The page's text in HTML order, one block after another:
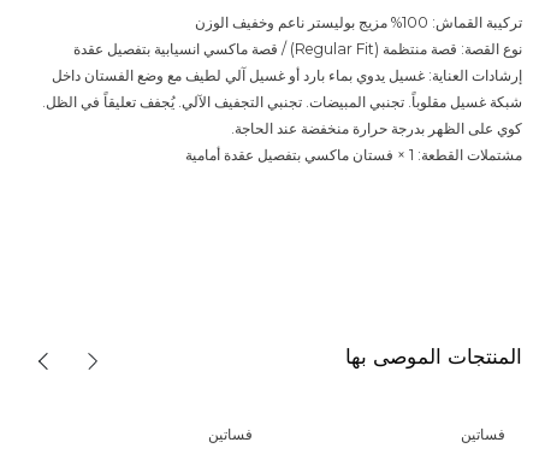
تركيبة القماش: 100% مزيج بوليستر ناعم وخفيف الوزن
نوع القصة: قصة منتظمة (Regular Fit) / قصة ماكسي انسيابية بتفصيل عقدة
إرشادات العناية: غسيل يدوي بماء بارد أو غسيل آلي لطيف مع وضع الفستان داخل
شبكة غسيل مقلوباً. تجنبي المبيضات. تجنبي التجفيف الآلي. يُجفف تعليقاً في الظل.
كوي على الظهر بدرجة حرارة منخفضة عند الحاجة.
مشتملات القطعة: 1 × فستان ماكسي بتفصيل عقدة أمامية
المنتجات الموصى بها
فساتين فساتين